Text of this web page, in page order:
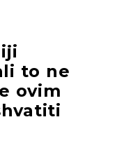
to ne
ovim